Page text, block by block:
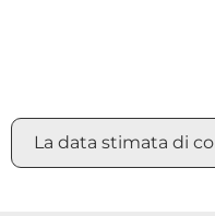
La data stimata di